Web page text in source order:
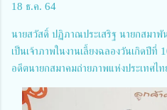
18 ธ.ค. 64
นายสวัสดิ์ ปฏิภาณประเสริฐ นายกสมาพั
เป็นเจ้าภาพในงานเลี้ยงฉลองวันเกิดปี
อดีตนายกสมาคมถ่ายภาพแห่งประเทศไ